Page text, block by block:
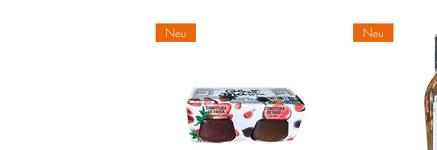
o
g
r
a
m
Neu Neu